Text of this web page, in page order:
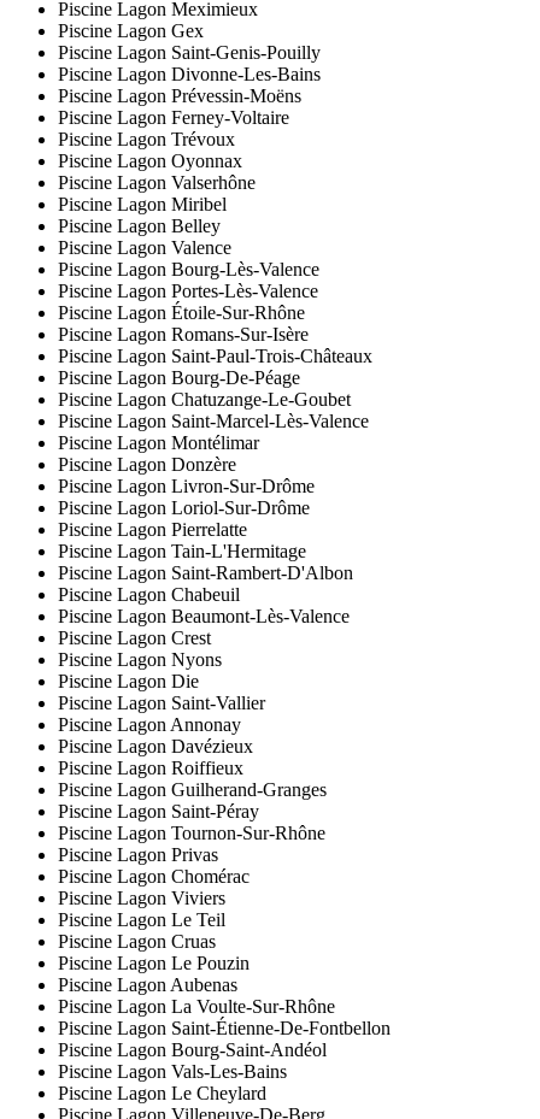
Piscine Lagon Meximieux
Piscine Lagon Gex
Piscine Lagon Saint-Genis-Pouilly
Piscine Lagon Divonne-Les-Bains
Piscine Lagon Prévessin-Moëns
Piscine Lagon Ferney-Voltaire
Piscine Lagon Trévoux
Piscine Lagon Oyonnax
Piscine Lagon Valserhône
Piscine Lagon Miribel
Piscine Lagon Belley
Piscine Lagon Valence
Piscine Lagon Bourg-Lès-Valence
Piscine Lagon Portes-Lès-Valence
Piscine Lagon Étoile-Sur-Rhône
Piscine Lagon Romans-Sur-Isère
Piscine Lagon Saint-Paul-Trois-Châteaux
Piscine Lagon Bourg-De-Péage
Piscine Lagon Chatuzange-Le-Goubet
Piscine Lagon Saint-Marcel-Lès-Valence
Piscine Lagon Montélimar
Piscine Lagon Donzère
Piscine Lagon Livron-Sur-Drôme
Piscine Lagon Loriol-Sur-Drôme
Piscine Lagon Pierrelatte
Piscine Lagon Tain-L'Hermitage
Piscine Lagon Saint-Rambert-D'Albon
Piscine Lagon Chabeuil
Piscine Lagon Beaumont-Lès-Valence
Piscine Lagon Crest
Piscine Lagon Nyons
Piscine Lagon Die
Piscine Lagon Saint-Vallier
Piscine Lagon Annonay
Piscine Lagon Davézieux
Piscine Lagon Roiffieux
Piscine Lagon Guilherand-Granges
Piscine Lagon Saint-Péray
Piscine Lagon Tournon-Sur-Rhône
Piscine Lagon Privas
Piscine Lagon Chomérac
Piscine Lagon Viviers
Piscine Lagon Le Teil
Piscine Lagon Cruas
Piscine Lagon Le Pouzin
Piscine Lagon Aubenas
Piscine Lagon La Voulte-Sur-Rhône
Piscine Lagon Saint-Étienne-De-Fontbellon
Piscine Lagon Bourg-Saint-Andéol
Piscine Lagon Vals-Les-Bains
Piscine Lagon Le Cheylard
Piscine Lagon Villeneuve-De-Berg